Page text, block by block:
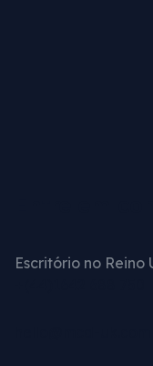
Escritório no Reino